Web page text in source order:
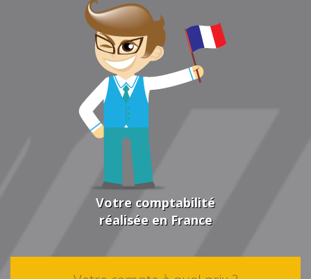
Votre comptabilité
réalisée en France